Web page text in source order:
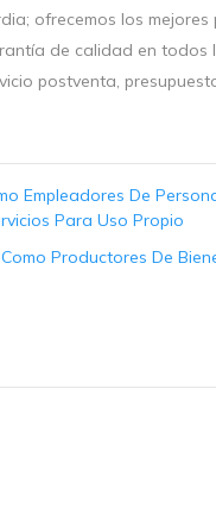
ofrecemos los
de calidad en todos
postventa,
Empleadores De
Para Uso Propio
Productores De